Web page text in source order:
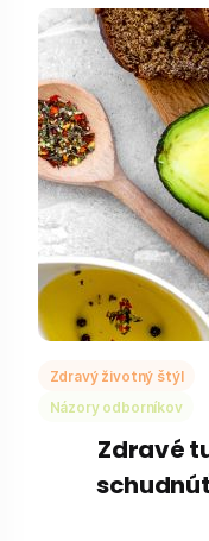
Zdravý životný štýl
Názory odborníkov
Zdravé